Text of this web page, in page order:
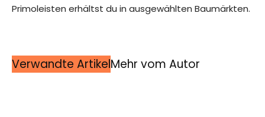
Primoleisten erhältst du in ausgewählten Baumärkten.
Verwandte ArtikelMehr vom Autor